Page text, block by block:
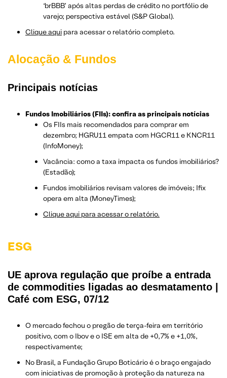
‘brBBB’ após altas perdas de crédito no portfólio de
varejo; perspectiva estável (S&P Global).
Clique aqui para acessar o relatório completo.
Alocação & Fundos
Principais notícias
Fundos Imobiliários (FIIs): confira as principais notícias
Os FIIs mais recomendados para comprar em
dezembro; HGRU11 empata com HGCR11 e KNCR11
(InfoMoney);
Vacância: como a taxa impacta os fundos imobiliários?
(Estadão);
Fundos imobiliários revisam valores de imóveis; Ifix
opera em alta (MoneyTimes);
Clique aqui para acessar o relatório.
ESG
UE aprova regulação que proíbe a entrada
de commodities ligadas ao desmatamento |
Café com ESG, 07/12
O mercado fechou o pregão de terça-feira em território
positivo, com o Ibov e o ISE em alta de +0,7% e +1,0%,
respectivamente;
No Brasil, a Fundação Grupo Boticário é o braço engajado
com iniciativas de promoção à proteção da natureza na